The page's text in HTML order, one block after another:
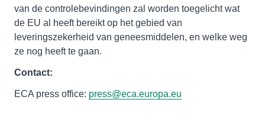
van de controlebevindingen zal worden toegelicht wat
de EU al heeft bereikt op het gebied van
leveringszekerheid van geneesmiddelen, en welke weg
ze nog heeft te gaan.
Contact:
ECA press office: press@eca.europa.eu